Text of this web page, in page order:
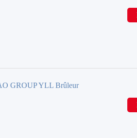
GROUP YLL Brûleur